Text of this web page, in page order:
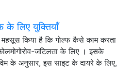
के लिए युक्तियाँ
महसूस किया है कि गोल्फ कैसे काम करता
जटिलता के लिए । इसके
के अनुसार, इस साइट के दायरे के लिए,